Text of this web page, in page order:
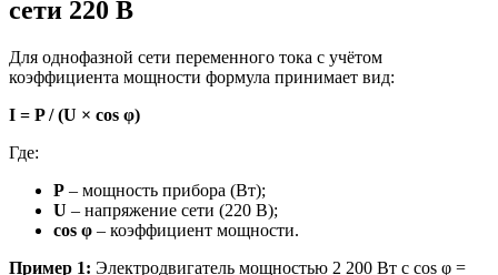
сети 220 В
Для однофазной сети переменного тока с учётом
коэффициента мощности формула принимает вид:
I = P / (U × cos φ)
Где:
P – мощность прибора (Вт);
U – напряжение сети (220 В);
cos φ – коэффициент мощности.
Пример 1: Электродвигатель мощностью 2 200 Вт с cos φ =